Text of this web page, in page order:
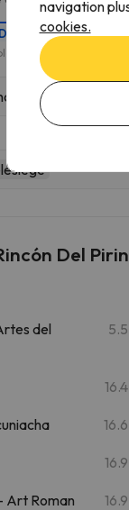
Domaine skiable 101
Télécabine
Del
del
Art Roman
navigation
cookies.